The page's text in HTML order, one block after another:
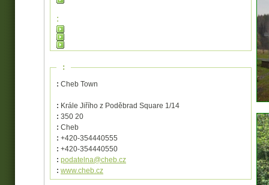
:
:
: Cheb Town
: Krále Jiřího z Poděbrad Square 1/14
: 350 20
: Cheb
: +420-354440555
: +420-354440550
: podatelna@cheb.cz
: www.cheb.cz